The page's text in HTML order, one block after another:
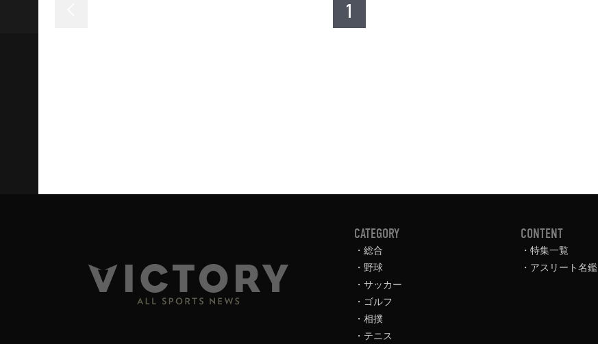
1
CATEGORY
総合
野球
サッカー
ゴルフ
相撲
テニス
CONTENT
特集一覧
アスリート名鑑